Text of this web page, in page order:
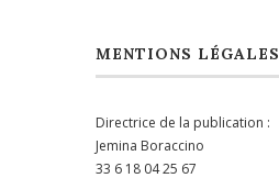
MENTIONS LÉGALES
Directrice de la publication :
Jemina Boraccino
33 6 18 04 25 67